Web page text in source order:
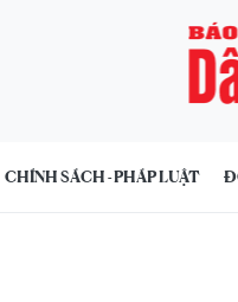
CHÍNH SÁCH - PHÁP LUẬT